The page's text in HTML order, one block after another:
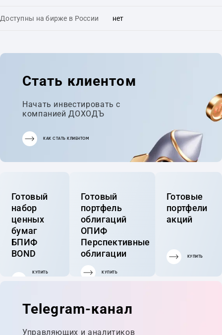
Доступны на бирже в России нет
Стать клиентом
Начать инвестировать с
компанией ДОХОДЪ
КАК СТАТЬ КЛИЕНТОМ
Готовый
набор
ценных
бумаг
БПИФ
BOND
КУПИТЬ
Готовый
портфель
облигаций
ОПИФ
Перспективные
облигации
КУПИТЬ
Готовые
портфели
акций
КУПИТЬ
Telegram-канал
Управляющих и аналитиков